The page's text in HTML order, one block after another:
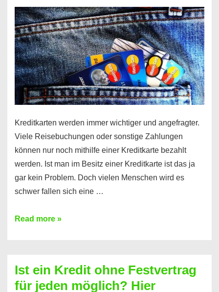
möglich
Kreditkarten werden immer wichtiger und angefragter.
Viele Reisebuchungen oder sonstige Zahlungen
können nur noch mithilfe einer Kreditkarte bezahlt
werden. Ist man im Besitz einer Kreditkarte ist das ja
gar kein Problem. Doch vielen Menschen wird es
schwer fallen sich eine …
Kreditkarte
Prepaid
ist
Read more »
Ist ein Kredit ohne Festvertrag
für jeden möglich? Hier